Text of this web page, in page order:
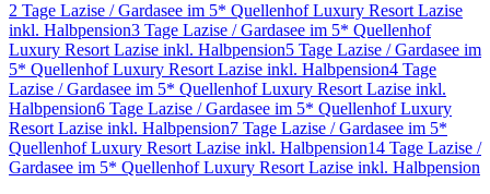
2 Tage Lazise / Gardasee im 5* Quellenhof Luxury Resort Lazise
inkl. Halbpension3 Tage Lazise / Gardasee im 5* Quellenhof
Luxury Resort Lazise inkl. Halbpension5 Tage Lazise / Gardasee im
5* Quellenhof Luxury Resort Lazise inkl. Halbpension4 Tage
Lazise / Gardasee im 5* Quellenhof Luxury Resort Lazise inkl.
Halbpension6 Tage Lazise / Gardasee im 5* Quellenhof Luxury
Resort Lazise inkl. Halbpension7 Tage Lazise / Gardasee im 5*
Quellenhof Luxury Resort Lazise inkl. Halbpension14 Tage Lazise /
Gardasee im 5* Quellenhof Luxury Resort Lazise inkl. Halbpension